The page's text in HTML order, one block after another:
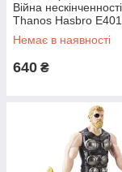
Фігурка
Війна
Thanos Hasbro
Немає в наявності
640 ₴